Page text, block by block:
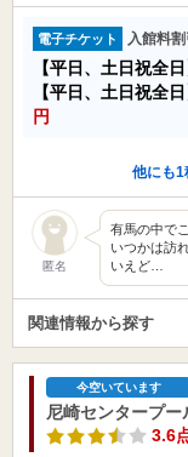
電子チケット 入館料割
【平日、土日祝全
【平日、土日祝全
円
他にも1
匿名
有馬の中で
いつかは訪
いえど…
関連情報から探す
今空いています
尼崎センタープ
3.6